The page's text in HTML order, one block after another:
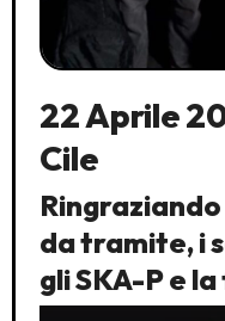
22 Aprile
Cile
da tramite, i
gli SKA-P e